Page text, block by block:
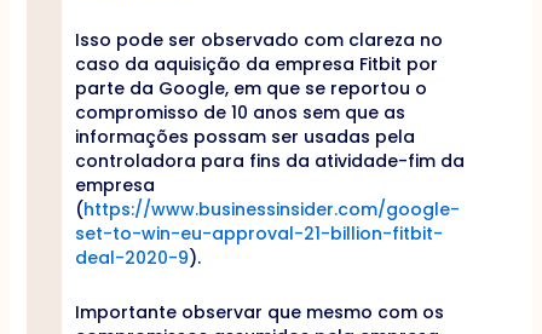
Isso pode ser observado com clareza no
caso da aquisição da empresa Fitbit por
parte da Google, em que se reportou o
compromisso de 10 anos sem que as
informações possam ser usadas pela
controladora para fins da atividade-fim da
empresa
(https://www.businessinsider.com/google-
set-to-win-eu-approval-21-billion-fitbit-
deal-2020-9).
Importante observar que mesmo com os